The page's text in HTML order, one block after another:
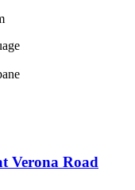
Verona Road